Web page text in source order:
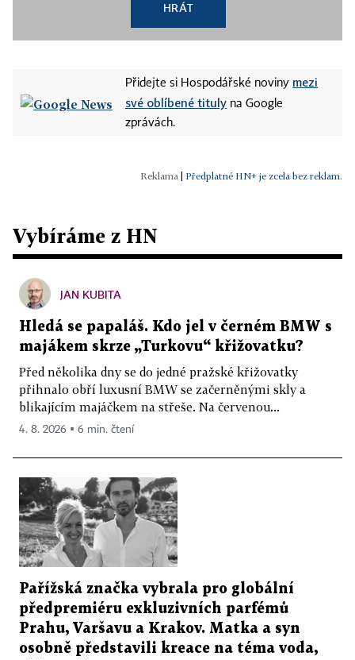
HRÁT
Přidejte si Hospodářské noviny mezi
své oblíbené tituly na Google
zprávách.
Předplatné HN+ je zcela bez reklam.
Vybíráme z HN
JAN KUBITA
Hledá se papaláš. Kdo jel v černém BMW s
majákem skrze „Turkovu“ křižovatku?
Před několika dny se do jedné pražské křižovatky
přihnalo obří luxusní BMW se začerněnými skly a
blikajícím majáčkem na střeše. Na červenou...
4. 8. 2026 ▪ 6 min. čtení
Pařížská značka vybrala pro globální
předpremiéru exkluzivních parfémů
Prahu, Varšavu a Krakov. Matka a syn
osobně představili kreace na téma voda,